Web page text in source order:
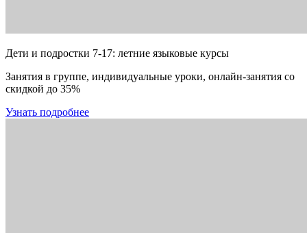
Дети и подростки 7-17: летние языковые курсы
Занятия в группе, индивидуальные уроки, онлайн-занятия со
скидкой до 35%
Узнать подробнее